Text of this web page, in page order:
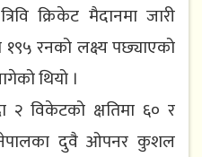
क्रिकेट मैदानमा जारी
रनको लक्ष्य पछ्याएको
थियो ।
विकेटको क्षतिमा ६० र
नेपालका दुवै ओपनर कुशल